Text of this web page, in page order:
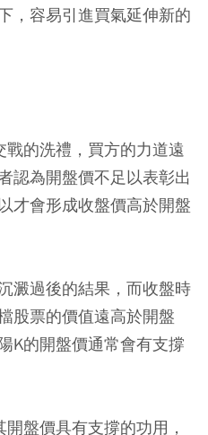
，容易引進買氣延伸新的
的洗禮，買方的力道遠
認為開盤價不足以表彰出
才會形成收盤價高於開盤
澱過後的結果，而收盤時
股票的價值遠高於開盤
K的開盤價通常會有支撐
開盤價具有支撐的功用，